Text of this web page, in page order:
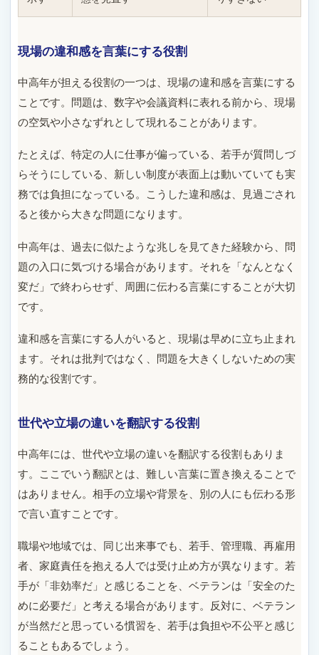
現場の違和感を言葉にする役割
中高年が担える役割の一つは、現場の違和感を言葉にする
ことです。問題は、数字や会議資料に表れる前から、現場
の空気や小さなずれとして現れることがあります。
たとえば、特定の人に仕事が偏っている、若手が質問しづ
らそうにしている、新しい制度が表面上は動いていても実
務では負担になっている。こうした違和感は、見過ごされ
ると後から大きな問題になります。
中高年は、過去に似たような兆しを見てきた経験から、問
題の入口に気づける場合があります。それを「なんとなく
変だ」で終わらせず、周囲に伝わる言葉にすることが大切
です。
違和感を言葉にする人がいると、現場は早めに立ち止まれ
ます。それは批判ではなく、問題を大きくしないための実
務的な役割です。
世代や立場の違いを翻訳する役割
中高年には、世代や立場の違いを翻訳する役割もありま
す。ここでいう翻訳とは、難しい言葉に置き換えることで
はありません。相手の立場や背景を、別の人にも伝わる形
で言い直すことです。
職場や地域では、同じ出来事でも、若手、管理職、再雇用
者、家庭責任を抱える人では受け止め方が異なります。若
手が「非効率だ」と感じることを、ベテランは「安全のた
めに必要だ」と考える場合があります。反対に、ベテラン
が当然だと思っている慣習を、若手は負担や不公平と感じ
ることもあるでしょう。